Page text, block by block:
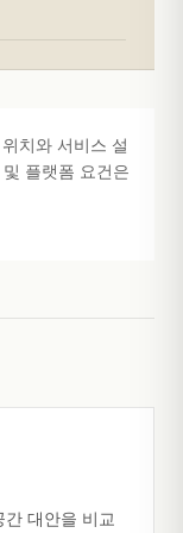
치와 서비스 설
플랫폼 요건은
대안을 비교